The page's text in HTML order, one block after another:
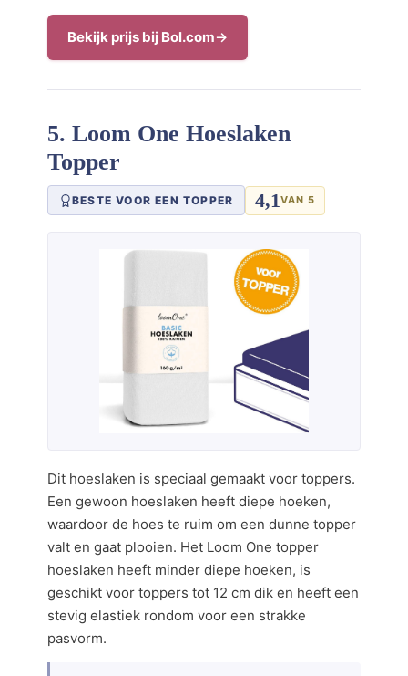
Bekijk prijs bij Bol.com
5. Loom One Hoeslaken
Topper
BESTE VOOR EEN TOPPER 4,1VAN 5
Dit hoeslaken is speciaal gemaakt voor toppers.
Een gewoon hoeslaken heeft diepe hoeken,
waardoor de hoes te ruim om een dunne topper
valt en gaat plooien. Het Loom One topper
hoeslaken heeft minder diepe hoeken, is
geschikt voor toppers tot 12 cm dik en heeft een
stevig elastiek rondom voor een strakke
pasvorm.